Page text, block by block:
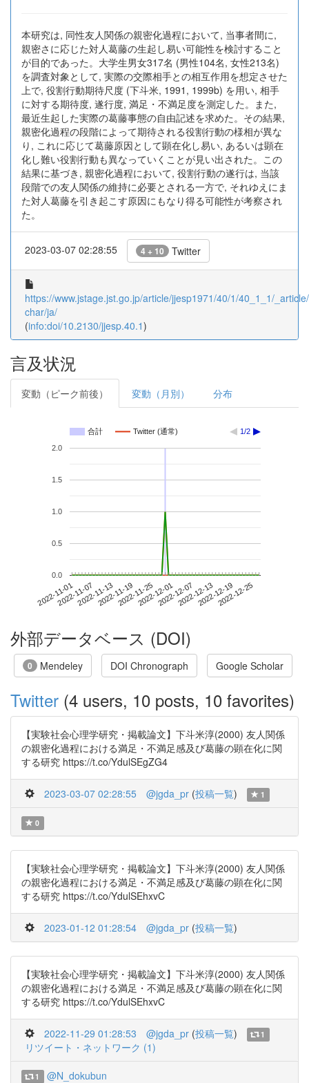
本研究は, 同性友人関係の親密化過程において, 当事者間に,
親密さに応じた対人葛藤の生起し易い可能性を検討すること
が目的であった。大学生男女317名 (男性104名, 女性213名)
を調査対象として, 実際の交際相手との相互作用を想定させた
上で, 役割行動期待尺度 (下斗米, 1991, 1999b) を用い, 相手
に対する期待度, 遂行度, 満足・不満足度を測定した。また,
最近生起した実際の葛藤事態の自由記述を求めた。その結果,
親密化過程の段階によって期待される役割行動の様相が異な
り, これに応じて葛藤原因として顕在化し易い, あるいは顕在
化し難い役割行動も異なっていくことが見い出された。この
結果に基づき, 親密化過程において, 役割行動の遂行は, 当該
段階での友人関係の維持に必要とされる一方で, それゆえにま
た対人葛藤を引き起こす原因にもなり得る可能性が考察され
た。
2023-03-07 02:28:55 4 + 10 Twitter
https://www.jstage.jst.go.jp/article/jjesp1971/40/1/40_1_1/
char/ja/
(info:doi/10.2130/jjesp.40.1)
言及状況
変動（ピーク前後） 変動（月別） 分布
合計 Twitter (通常) 1/2
2022-11-012022-11-072022-11-132022-11-192022-11-252022-12-012022-12-072022-12-132022-12-192022-12-25
0.0
0.5
1.0
1.5
2.0
外部データベース (DOI)
0 Mendeley DOI Chronograph Google Scholar
Twitter (4 users, 10 posts, 10 favorites)
【実験社会心理学研究・掲載論文】下斗米淳(2000) 友人関係
の親密化過程における満足・不満足感及び葛藤の顕在化に関
する研究 https://t.co/YdulSEgZG4
2023-03-07 02:28:55 @jgda_pr (投稿一覧) 1
0
【実験社会心理学研究・掲載論文】下斗米淳(2000) 友人関係
の親密化過程における満足・不満足感及び葛藤の顕在化に関
する研究 https://t.co/YdulSEhxvC
2023-01-12 01:28:54 @jgda_pr (投稿一覧)
【実験社会心理学研究・掲載論文】下斗米淳(2000) 友人関係
の親密化過程における満足・不満足感及び葛藤の顕在化に関
する研究 https://t.co/YdulSEhxvC
2022-11-29 01:28:53 @jgda_pr (投稿一覧) 1
リツイート・ネットワーク (1)
1 @N_dokubun